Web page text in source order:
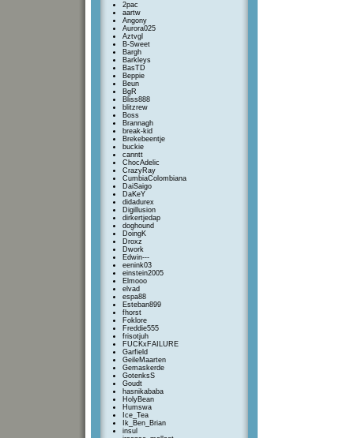
2pac
aartw
Angony
Aurora025
Aztvgl
B-Sweet
Bargh
Barkleys
BasTD
Beppie
Beun
BgR
Bliss888
blitzrew
Boss
Brannagh
break-kid
Brekebeentje
buckie
canntt
ChocAdelic
CrazyRay
CumbiaColombiana
DaiSaigo
DaKeY
didadurex
Digillusion
dirkertjedap
doghound
DoingK
Droxz
Dwork
Edwin---
eenink03
einstein2005
Elmooo
elvad
espa88
Esteban899
fhorst
Foklore
Freddie555
frisotjuh
FUCKxFAILURE
Garfield
GeileMaarten
Gemaskerde
GotenksS
Goudt
hasnikababa
HolyBean
Humswa
Ice_Tea
Ik_Ben_Brian
insul